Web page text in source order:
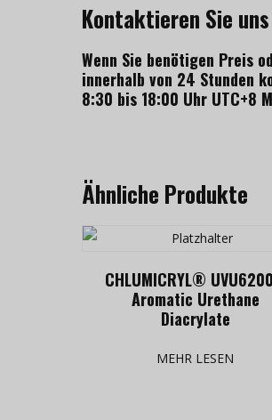
Kontaktieren Sie
Wenn Sie benötigen Preis
innerhalb von 24 Stunden
8:30 bis 18:00 Uhr UTC+8
Ähnliche Produkte
CHLUMICRYL®
Aromatic Urethane
Diacrylate
MEHR LESEN